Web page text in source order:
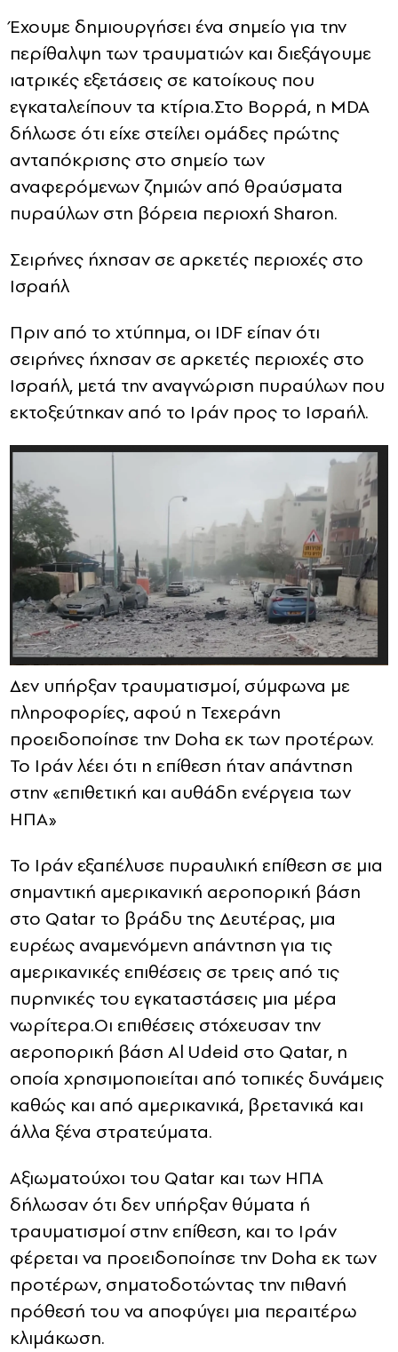
Έχουμε δημιουργήσει ένα σημείο για την
περίθαλψη των τραυματιών και διεξάγουμε
ιατρικές εξετάσεις σε κατοίκους που
εγκαταλείπουν τα κτίρια.Στο Βορρά, η MDA
δήλωσε ότι είχε στείλει ομάδες πρώτης
ανταπόκρισης στο σημείο των
αναφερόμενων ζημιών από θραύσματα
πυραύλων στη βόρεια περιοχή Sharon.
Σειρήνες ήχησαν σε αρκετές περιοχές στο
Ισραήλ
Πριν από το χτύπημα, οι IDF είπαν ότι
σειρήνες ήχησαν σε αρκετές περιοχές στο
Ισραήλ, μετά την αναγνώριση πυραύλων που
εκτοξεύτηκαν από το Ιράν προς το Ισραήλ.
Δεν υπήρξαν τραυματισμοί, σύμφωνα με
πληροφορίες, αφού η Τεχεράνη
προειδοποίησε την Doha εκ των προτέρων.
Το Ιράν λέει ότι η επίθεση ήταν απάντηση
στην «επιθετική και αυθάδη ενέργεια των
ΗΠΑ»
Το Ιράν εξαπέλυσε πυραυλική επίθεση σε μια
σημαντική αμερικανική αεροπορική βάση
στο Qatar το βράδυ της Δευτέρας, μια
ευρέως αναμενόμενη απάντηση για τις
αμερικανικές επιθέσεις σε τρεις από τις
πυρηνικές του εγκαταστάσεις μια μέρα
νωρίτερα.Οι επιθέσεις στόχευσαν την
αεροπορική βάση Al Udeid στο Qatar, η
οποία χρησιμοποιείται από τοπικές δυνάμεις
καθώς και από αμερικανικά, βρετανικά και
άλλα ξένα στρατεύματα.
Αξιωματούχοι του Qatar και των ΗΠΑ
δήλωσαν ότι δεν υπήρξαν θύματα ή
τραυματισμοί στην επίθεση, και το Ιράν
φέρεται να προειδοποίησε την Doha εκ των
προτέρων, σηματοδοτώντας την πιθανή
πρόθεσή του να αποφύγει μια περαιτέρω
κλιμάκωση.